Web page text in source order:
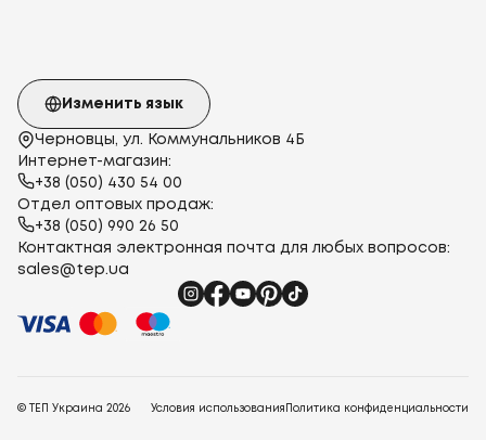
Черновцы, ул. Коммунальников 4Б
Интернет-магазин:
+38 (050) 430 54 00
Отдел оптовых продаж:
+38 (050) 990 26 50
Контактная электронная почта для любых вопросов:
sales@tep.ua
Изменить язык
© ТЕП Украина 2026 Условия использования Политика конфиденциальности